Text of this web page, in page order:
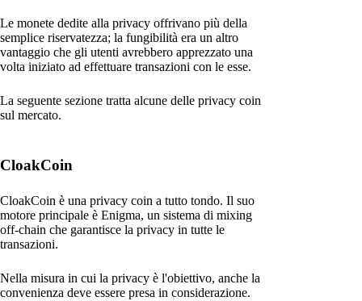
Le monete dedite alla privacy offrivano più della
semplice riservatezza; la fungibilità era un altro
vantaggio che gli utenti avrebbero apprezzato una
volta iniziato ad effettuare transazioni con le esse.
La seguente sezione tratta alcune delle privacy coin
sul mercato.
CloakCoin
CloakCoin è una privacy coin a tutto tondo. Il suo
motore principale è Enigma, un sistema di mixing
off-chain che garantisce la privacy in tutte le
transazioni.
Nella misura in cui la privacy è l'obiettivo, anche la
convenienza deve essere presa in considerazione.